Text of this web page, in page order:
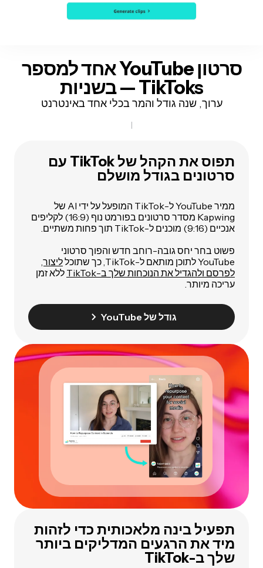
סרטון YouTube אחד למספר
TikToks— בשניות
ערוך, שנה גודל והמר בכלי אחד באינטרנט
תפוס את הקהל של TikTok עם
סרטונים בגודל מושלם
ממיר YouTube ל-TikTok המופעל על ידי AI של
Kapwing מסדר סרטונים בפורמט נוף (16:9) לקליפים
אנכיים (9:16) מוכנים ל-TikTok תוך פחות משתיים.
פשוט בחר יחס גובה-רוחב חדש והפוך סרטוני
YouTube לתוכן מותאם ל-TikTok, כך שתוכל
ליצור,
לפרסם ולהגדיל את הנוכחות שלך ב-TikTok
ללא זמן
עריכה מיותר.
גודל של YouTube
תפעיל בינה מלאכותית כדי לזהות
מיד את הרגעים המדליקים ביותר
שלך ב-TikTok